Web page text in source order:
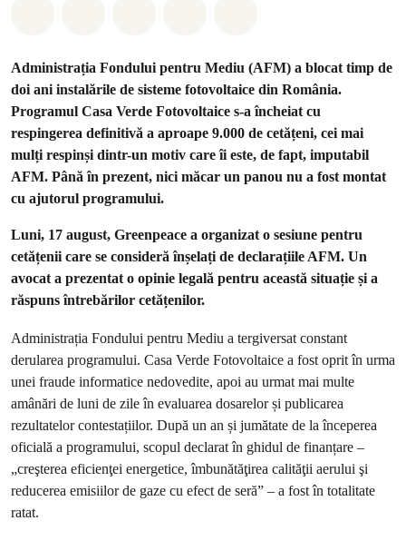
Administrația Fondului pentru Mediu (AFM) a blocat timp de
doi ani instalările de sisteme fotovoltaice din România.
Programul Casa Verde Fotovoltaice s-a încheiat cu
respingerea definitivă a aproape 9.000 de cetățeni, cei mai
mulți respinși dintr-un motiv care îi este, de fapt, imputabil
AFM. Până în prezent, nici măcar un panou nu a fost montat
cu ajutorul programului.
Luni, 17 august, Greenpeace a organizat o sesiune pentru
cetățenii care se consideră înșelați de declarațiile AFM. Un
avocat a prezentat o opinie legală pentru această situație și a
răspuns întrebărilor cetățenilor.
Administrația Fondului pentru Mediu a tergiversat constant
derularea programului. Casa Verde Fotovoltaice a fost oprit în urma
unei fraude informatice nedovedite, apoi au urmat mai multe
amânări de luni de zile în evaluarea dosarelor și publicarea
rezultatelor contestațiilor. După un an și jumătate de la începerea
oficială a programului, scopul declarat în ghidul de finanțare –
„creşterea eficienţei energetice, îmbunătăţirea calităţii aerului şi
reducerea emisiilor de gaze cu efect de seră” – a fost în totalitate
ratat.